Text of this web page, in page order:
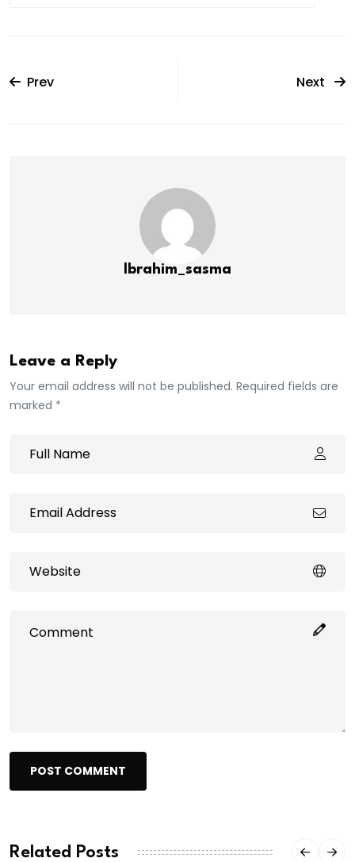
Prev Next
Ibrahim_sasma
Leave a Reply
Your email address will not be published. Required fields are
marked *
POST COMMENT
Related Posts